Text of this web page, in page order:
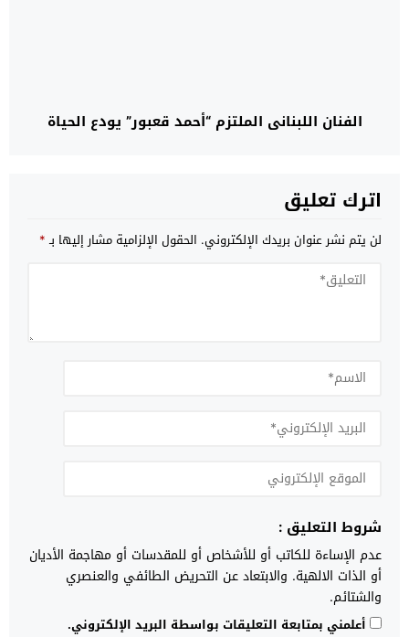
الفنان اللبناني الملتزم “أحمد قعبور” يودع الحياة
اترك تعليق
لن يتم نشر عنوان بريدك الإلكتروني. الحقول الإلزامية مشار إليها بـ*
شروط التعليق :
عدم الإساءة للكاتب أو للأشخاص أو للمقدسات أو مهاجمة الأديان
أو الذات الالهية. والابتعاد عن التحريض الطائفي والعنصري
والشتائم.
أعلمني بمتابعة التعليقات بواسطة البريد الإلكتروني.